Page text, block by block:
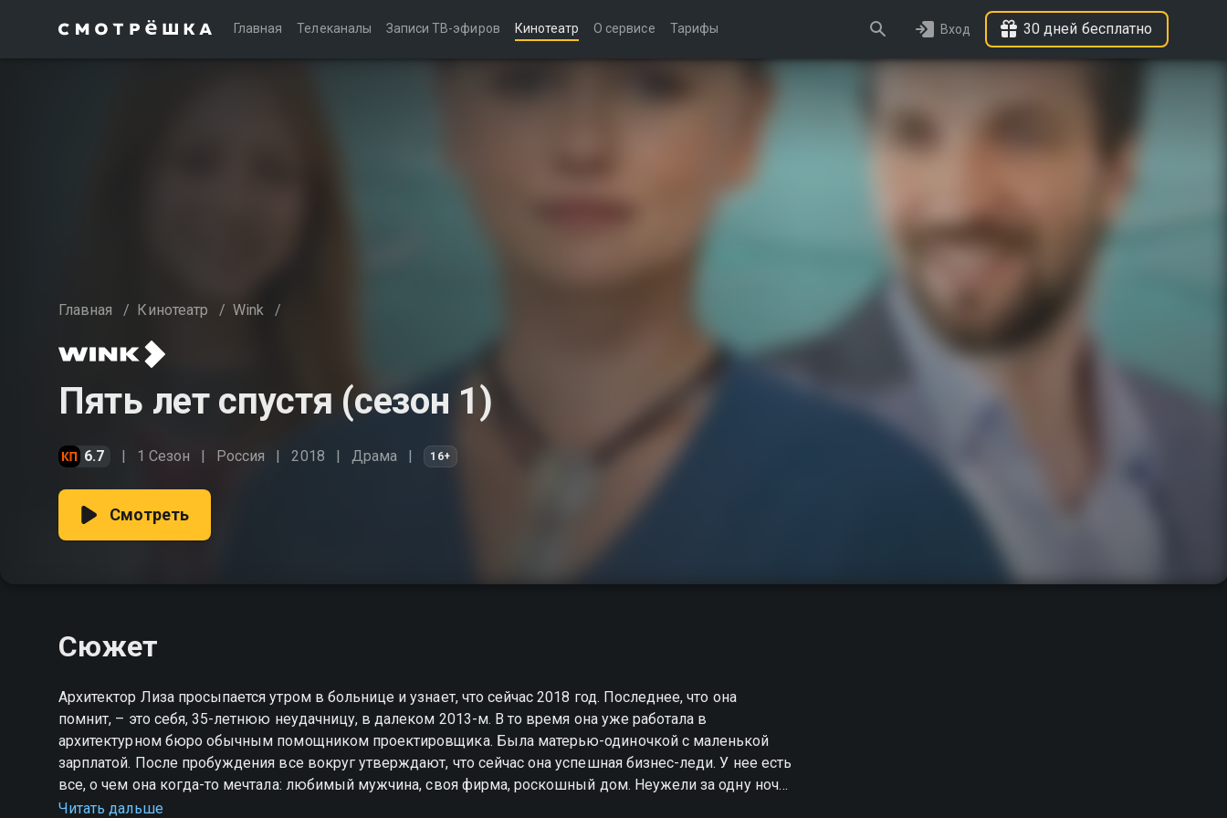
Главная Телеканалы Записи ТВ-эфиров Кинотеатр О сервисе Тарифы Вход 30 дней бесплатно
Главная / Кинотеатр / Wink /
Пять лет спустя (сезон 1)
6.7 1 Сезон Россия 2018 Драма 16+
Смотреть
Сюжет
Архитектор Лиза просыпается утром в больнице и узнает, что сейчас 2018 год. Последнее, что она
помнит, – это себя, 35-летнюю неудачницу, в далеком 2013-м. В то время она уже работала в
архитектурном бюро обычным помощником проектировщика. Была матерью-одиночкой с маленькой
зарплатой. После пробуждения все вокруг утверждают, что сейчас она успешная бизнес-леди. У нее есть
все, о чем она когда-то мечтала: любимый мужчина, своя фирма, роскошный дом. Неужели за одну ночь
прошло пять лет? Это не мистика и не розыгрыш. Постепенно она восстанавливает события прошлого и
Читать дальше